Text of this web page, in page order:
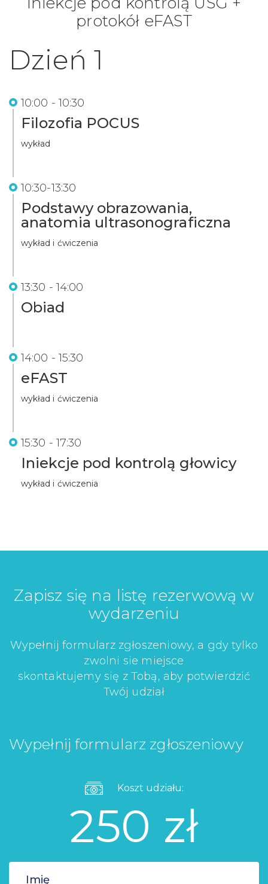
protokół eFAST
Dzień 1
10:00 - 10:30
Filozofia POCUS
wykład
10:30-13:30
Podstawy obrazowania,
anatomia ultrasonograficzna
wykład i ćwiczenia
13:30 - 14:00
Obiad
14:00 - 15:30
eFAST
wykład i ćwiczenia
15:30 - 17:30
Iniekcje pod kontrolą głowicy
wykład i ćwiczenia
Zapisz się na listę rezerwową w
wydarzeniu
Wypełnij formularz zgłoszeniowy, a gdy tylko
zwolni sie miejsce
skontaktujemy się z Tobą, aby potwierdzić
Twój udział
Wypełnij formularz zgłoszeniowy
Koszt udziału:
250 zł